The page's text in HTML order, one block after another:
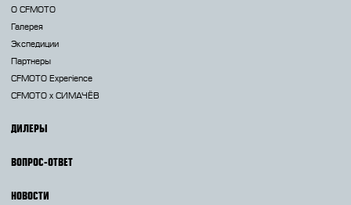
О CFMOTO
Галерея
Экспедиции
Партнеры
CFMOTO Experience
CFMOTO х СИМАЧЁВ
ДИЛЕРЫ
ВОПРОС-ОТВЕТ
НОВОСТИ